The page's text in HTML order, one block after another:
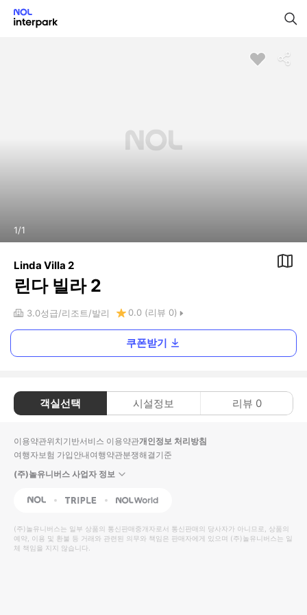
1/1
Linda Villa 2
린다 빌라 2
3.0성급 리조트 발리 0.0 (리뷰 0)
쿠폰받기
객실선택 시설정보 리뷰 0
이용약관위치기반서비스 이용약관개인정보 처리방침
여행자보험 가입안내여행약관분쟁해결기준
(주)놀유니버스 사업자 정보
NOL Triple Interpark Global
(주)놀유니버스는 일부 상품의 통신판매중개자로서 통신판매의 당사자가 아니므로, 상품의
예약, 이용 및 환불 등 거래와 관련된 의무와 책임은 판매자에게 있으며 (주)놀유니버스는 일
체 책임을 지지 않습니다.